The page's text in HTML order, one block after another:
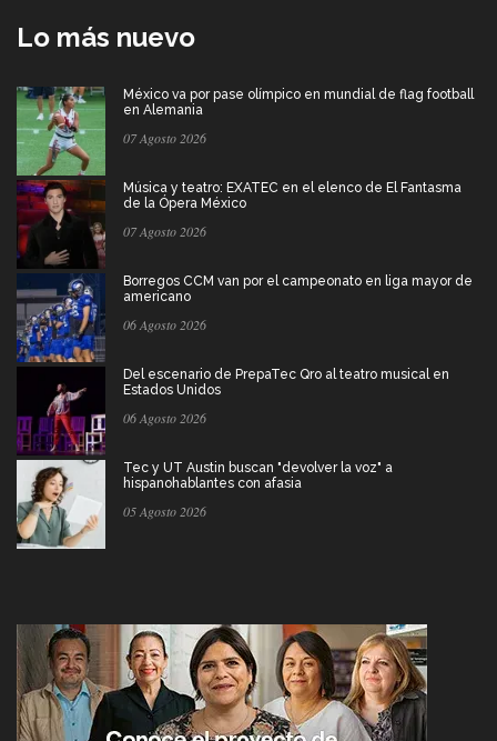
Lo más nuevo
México va por pase olímpico en mundial de flag football
en Alemania
07 Agosto 2026
Música y teatro: EXATEC en el elenco de El Fantasma
de la Ópera México
07 Agosto 2026
Borregos CCM van por el campeonato en liga mayor de
americano
06 Agosto 2026
Del escenario de PrepaTec Qro al teatro musical en
Estados Unidos
06 Agosto 2026
Tec y UT Austin buscan "devolver la voz" a
hispanohablantes con afasia
05 Agosto 2026